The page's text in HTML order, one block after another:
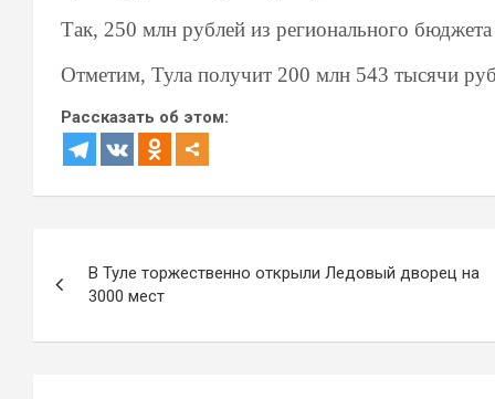
Так, 250 млн рублей из регионального
Отметим, Тула получит 200 млн 543 тысячи
Рассказать об этом:
по
записям
В Туле торжественно открыли Ледовый дворец на
3000 мест